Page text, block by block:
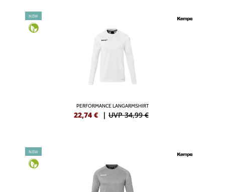
NEW
PERFORMANCE LANGARMSHIRT
22,74 € | UVP 34,99 €
NEW